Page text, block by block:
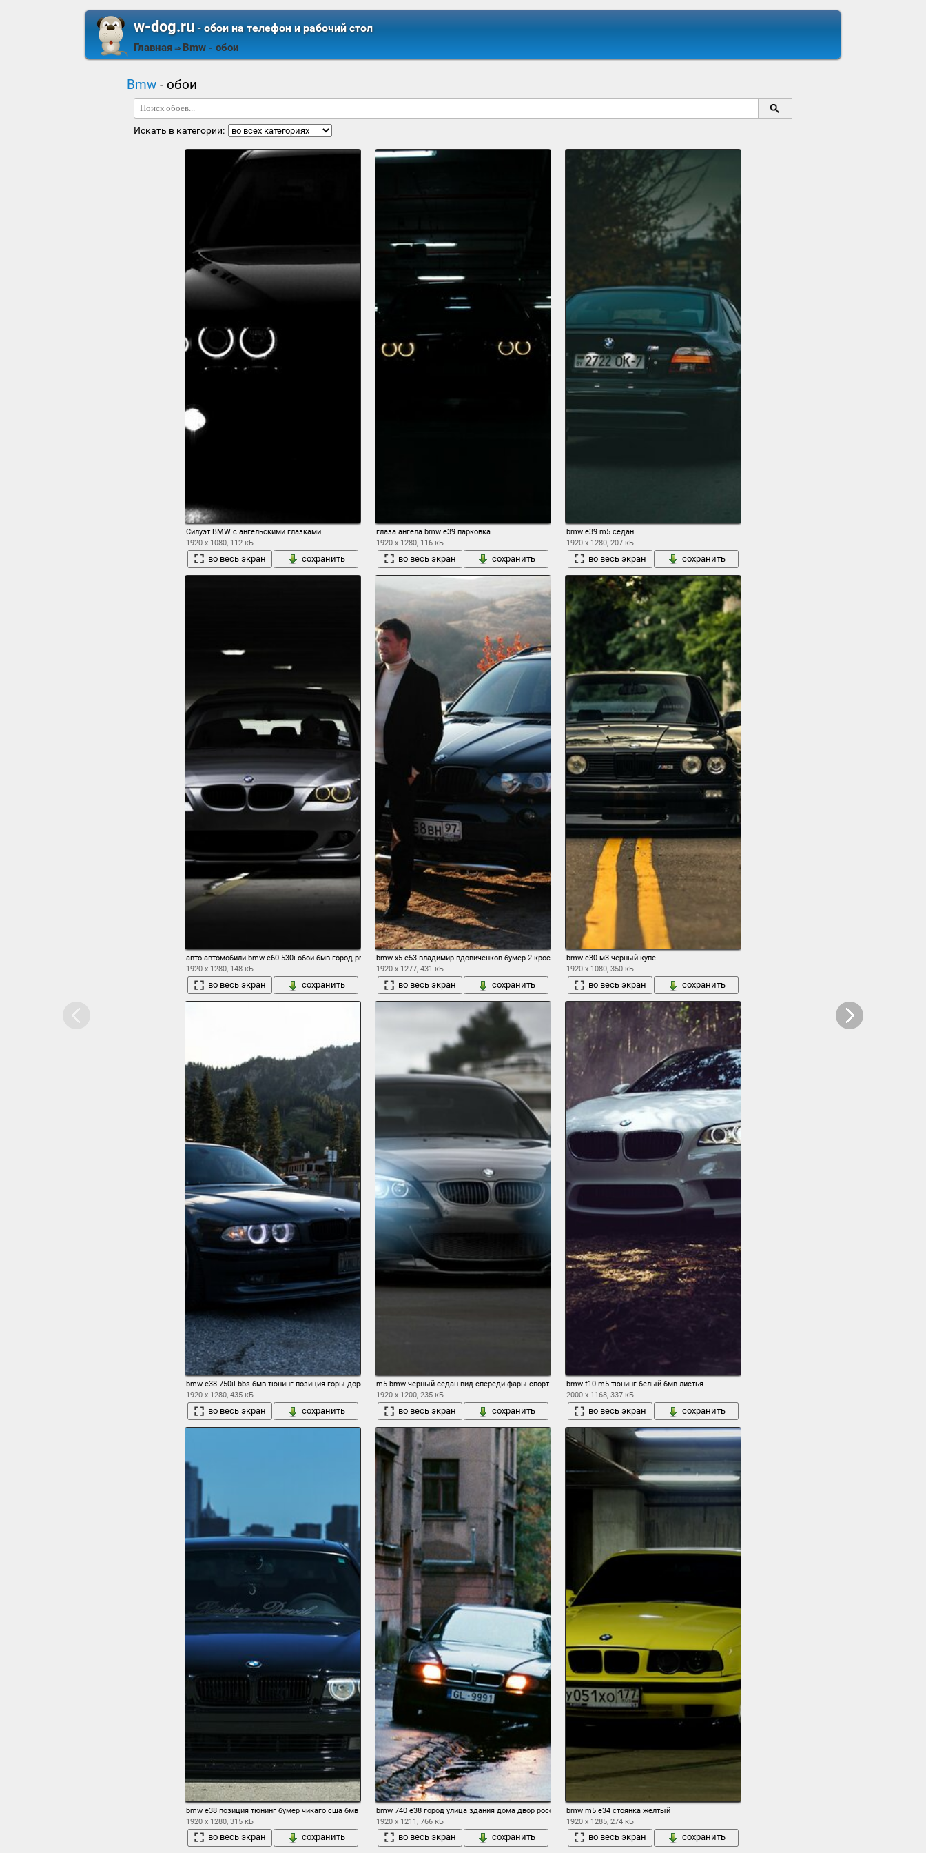
w-dog.ru- обои на телефон и рабочий стол
Главная ⇒ Bmw - обои
Bmw- обои
Искать в категории:
Силуэт BMW с ангельскими глазками
1920 x 1080, 112 кБ
во весь экран сохранить
глаза ангела bmw e39 парковка
1920 x 1280, 116 кБ
во весь экран сохранить
bmw e39 m5 седан
1920 x 1280, 207 кБ
во весь экран сохранить
авто автомобили bmw e60 530i обои бмв город prking остановка стоянка фотографии фото обои
1920 x 1280, 148 кБ
во весь экран сохранить
bmw x5 e53 владимир вдовиченков бумер 2 кроссовер
1920 x 1277, 431 кБ
во весь экран сохранить
bmw e30 м3 черный купе
1920 x 1080, 350 кБ
во весь экран сохранить
bmw e38 750il bbs бмв тюнинг позиция горы дорога
1920 x 1280, 435 кБ
во весь экран сохранить
m5 bmw черный седан вид спереди фары спорт e60
1920 x 1200, 235 кБ
во весь экран сохранить
bmw f10 m5 тюнинг белый бмв листья
2000 x 1168, 337 кБ
во весь экран сохранить
bmw e38 позиция тюнинг бумер чикаго сша бмв
1920 x 1280, 315 кБ
во весь экран сохранить
bmw 740 e38 город улица здания дома двор россия бандиты бумер бэха семёрка
1920 x 1211, 766 кБ
во весь экран сохранить
bmw m5 e34 стоянка желтый
1920 x 1285, 274 кБ
во весь экран сохранить